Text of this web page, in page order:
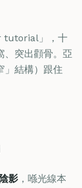
tutorial」，十
、突出顴骨。亞
」結構）跟住
影 ，喺光線本